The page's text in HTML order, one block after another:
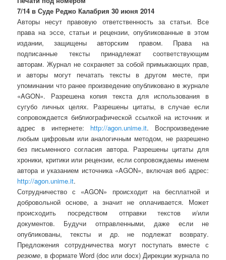
7/14 в Суде Реджо Калабрия 30 июня 2014
Авторы несут правовую ответственность за статьи. Все
права на эссе, статьи и рецензии, опубликованные в этом
издании, защищены авторским правом. Права на
подписанные тексты принадлежат соответствующим
авторам. Журнал не сохраняет за собой примыкающих прав,
и авторы могут печатать тексты в другом месте, при
упоминании что ранее произведение опубликовано в журнале
«AGON». Разрешена копия текста для использования в
сугубо личных целях. Разрешены цитаты, в случае если
сопровождается библиографической ссылкой на источник и
адрес в интернете: http://agon.unime.it. Воспроизведение
любым цифровым или аналогичным методом, не разрешено
без письменного согласия автора. Разрешены цитаты для
хроники, критики или рецензии, если сопровождаемы именем
автора и указанием источника «AGON», включая веб адрес:
http://agon.unime.it.
Сотрудничество с «AGON» происходит на бесплатной и
добровольной основе, а значит не оплачивается. Может
происходить посредством отправки текстов и/или
документов. Будучи отправленными, даже если не
опубликованы, тексты и др. не подлежат возврату.
Предложения сотрудничества могут поступать вместе с
резюме, в формате Word (doc или docx) Дирекции журнала по